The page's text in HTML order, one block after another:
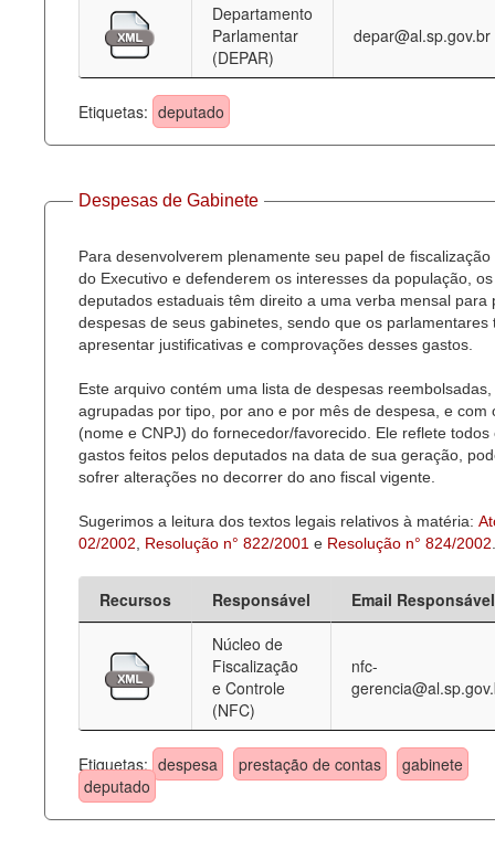
Deputados Estaduais
Administração
Legislação
Agenda
Perguntas frequentes
Departamento
Parlamentar
(DEPAR)
depar@al.sp.gov.br
Etiquetas: deputado
Despesas de Gabinete
Para desenvolverem plenamente seu papel de fiscalização
do Executivo e defenderem os interesses da população, os
deputados estaduais têm direito a uma verba mensal para
despesas de seus gabinetes, sendo que os parlamentares
apresentar justificativas e comprovações desses gastos.
Este arquivo contém uma lista de despesas reembolsadas,
agrupadas por tipo, por ano e por mês de despesa, e com
(nome e CNPJ) do fornecedor/favorecido. Ele reflete todos
gastos feitos pelos deputados na data de sua geração,
sofrer alterações no decorrer do ano fiscal vigente.
Sugerimos a leitura dos textos legais relativos à matéria:
02/2002
Resolução n° 822/2001 e Resolução n° 824/2002
Recursos Responsável
Email Responsável
Núcleo de
Fiscalização
e Controle
(NFC)
nfc-
Etiquetas: despesa prestação de contas
gabinete
deputado